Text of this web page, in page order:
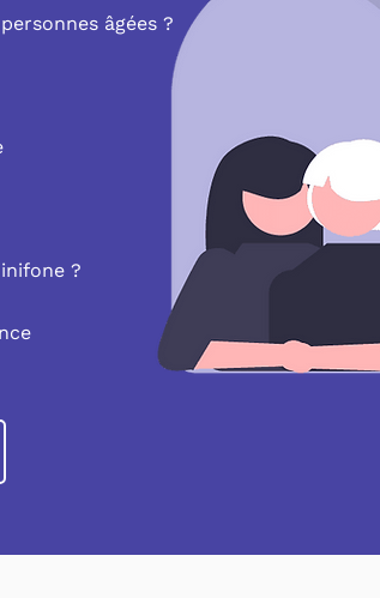
âgées ?
?